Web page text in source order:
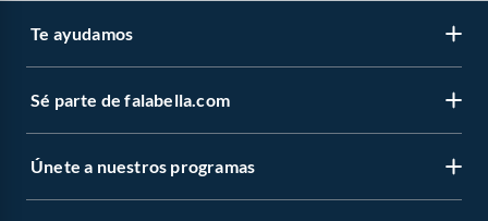
Te ayudamos
Sé parte de falabella.com
Únete a nuestros programas